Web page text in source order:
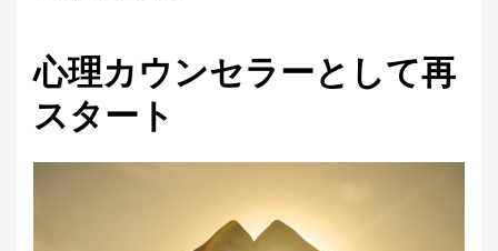
心理カウンセラーとして再
スタート